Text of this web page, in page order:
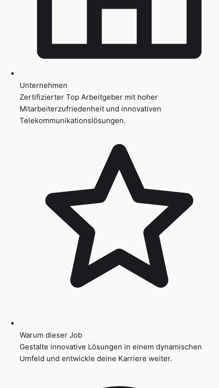
Unternehmen
Zertifizierter Top Arbeitgeber mit hoher
Mitarbeiterzufriedenheit und innovativen
Telekommunikationslösungen.
Warum dieser Job
Gestalte innovative Lösungen in einem dynamischen
Umfeld und entwickle deine Karriere weiter.